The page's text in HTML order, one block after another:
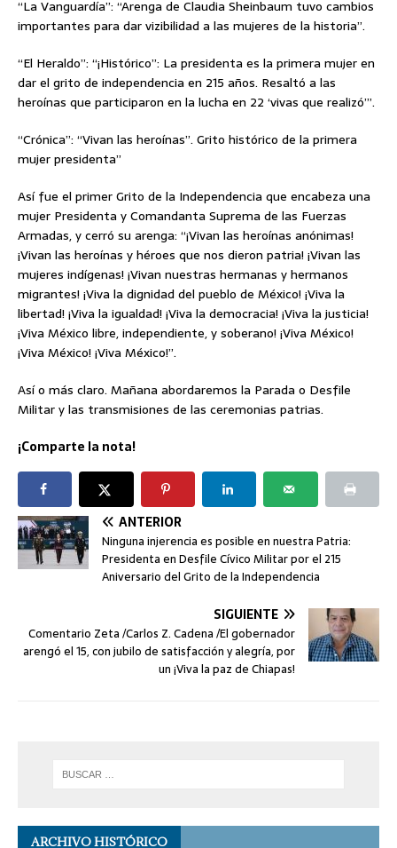
“La Vanguardía”: “Arenga de Claudia Sheinbaum tuvo cambios
importantes para dar vizibilidad a las mujeres de la historia”.
“El Heraldo”: “¡Histórico”: La presidenta es la primera mujer en
dar el grito de independencia en 215 años. Resaltó a las
heroínas que participaron en la lucha en 22 ‘vivas que realizó’”.
“Crónica”: “Vivan las heroínas”. Grito histórico de la primera
mujer presidenta”
Así fue el primer Grito de la Independencia que encabeza una
mujer Presidenta y Comandanta Suprema de las Fuerzas
Armadas, y cerró su arenga: “¡Vivan las heroínas anónimas!
¡Vivan las heroínas y héroes que nos dieron patria! ¡Vivan las
mujeres indígenas! ¡Vivan nuestras hermanas y hermanos
migrantes! ¡Viva la dignidad del pueblo de México! ¡Viva la
libertad! ¡Viva la igualdad! ¡Viva la democracia! ¡Viva la justicia!
¡Viva México libre, independiente, y soberano! ¡Viva México!
¡Viva México! ¡Viva México!”.
Así o más claro. Mañana abordaremos la Parada o Desfile
Militar y las transmisiones de las ceremonias patrias.
¡Comparte la nota!
ANTERIOR
Ninguna injerencia es posible en nuestra Patria:
Presidenta en Desfile Cívico Militar por el 215
Aniversario del Grito de la Independencia
SIGUIENTE
Comentario Zeta /Carlos Z. Cadena /El gobernador
arengó el 15, con jubilo de satisfacción y alegría, por
un ¡Viva la paz de Chiapas!
ARCHIVO HISTÓRICO